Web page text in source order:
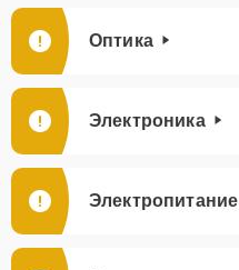
Оптика
Электроника
Электропитание